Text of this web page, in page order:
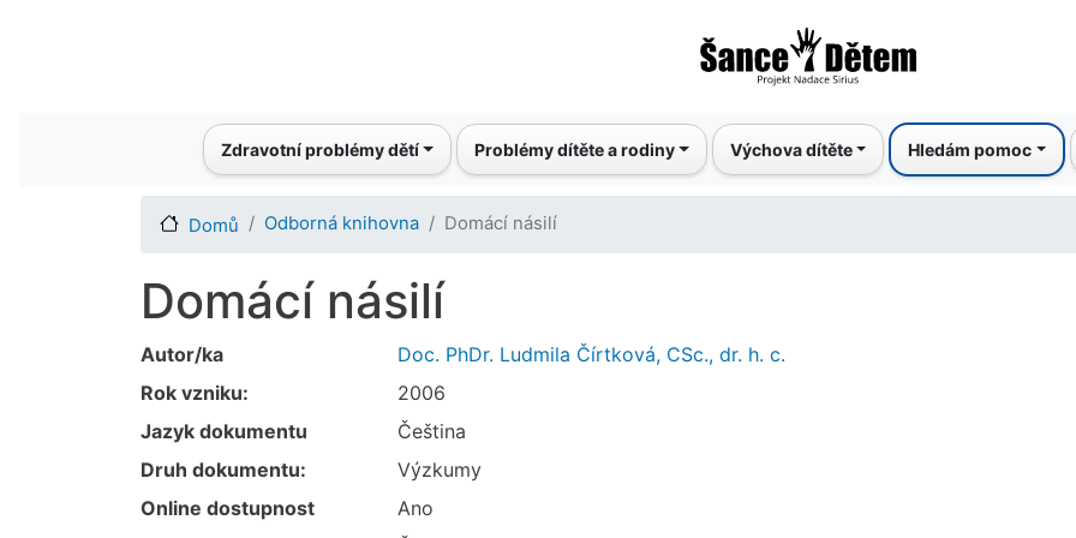
k
hlavnímu
Main navigationZdravotní problémy dětí Problémy dítěte a rodiny Výchova dítěte Hledám pomoc
Domů Odborná knihovna Domácí násilí
Domácí násilí
Autor/ka
Doc. PhDr. Ludmila Čírtková, CSc., dr. h. c.
Rok vzniku:
2006
Jazyk dokumentu
Čeština
Druh dokumentu:
Výzkumy
Online dostupnost
Ano